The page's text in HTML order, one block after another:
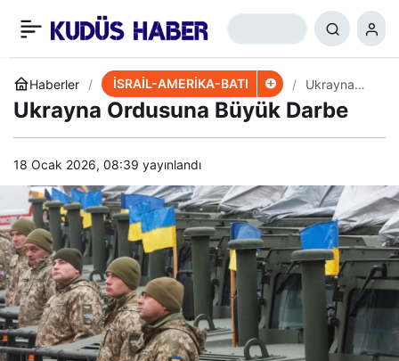
Haberler İSRAİL-AMERİKA-BATI
Ukrayna
Ordusuna
Büyük
Ukrayna Ordusuna Büyük Darbe
18 Ocak 2026, 08:39 yayınlandı
İddia: Ukrayna Başkanı
İsrail’e Kaçacak
+ 0 Paylaş